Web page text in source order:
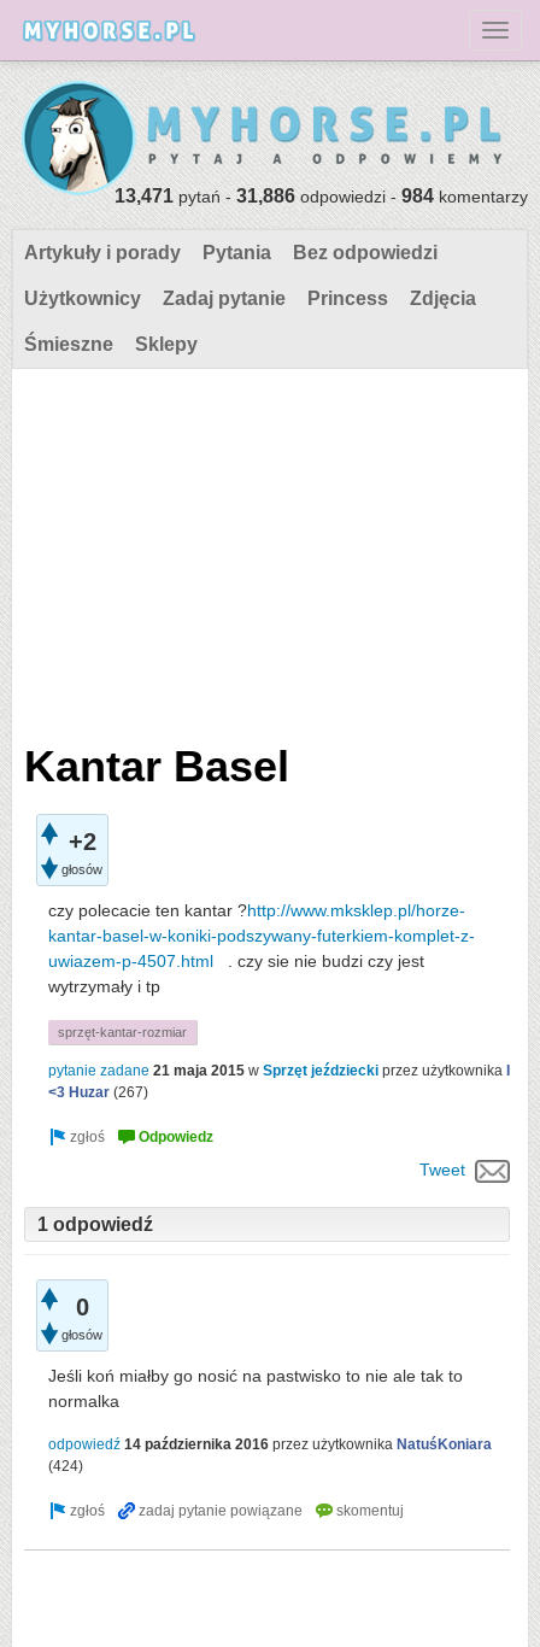
13,471pytań -31,886odpowiedzi -984komentarzy
Artykuły i porady Pytania Bez odpowiedzi
Użytkownicy Zadaj pytanie Princess Zdjęcia
Śmieszne Sklepy
Kantar Basel
+2
głosów
czy polecacie ten kantar ?http://www.mksklep.pl/horze-
kantar-basel-w-koniki-podszywany-futerkiem-komplet-z-
uwiazem-p-4507.html . czy sie nie budzi czy jest
wytrzymały i tp
sprzęt-kantar-rozmiar
pytanie zadane 21 maja 2015 w Sprzęt jeździecki przez użytkownika
<3 Huzar (267)
Tweet
1 odpowiedź
0
głosów
Jeśli koń miałby go nosić na pastwisko to nie ale tak to
normalka
odpowiedź 14 października 2016 przez użytkownika NatuśKoniara
(424)